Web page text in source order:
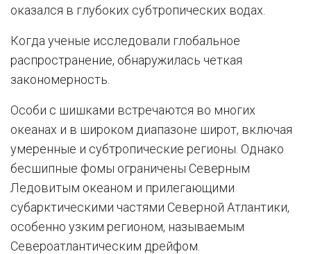
оказался в глубоких субтропических водах.
Когда ученые исследовали глобальное
распространение, обнаружилась четкая
закономерность.
Особи с шишками встречаются во многих
океанах и в широком диапазоне широт, включая
умеренные и субтропические регионы. Однако
бесшипные фомы ограничены Северным
Ледовитым океаном и прилегающими
субарктическими частями Северной Атлантики,
особенно узким регионом, называемым
Североатлантическим дрейфом.